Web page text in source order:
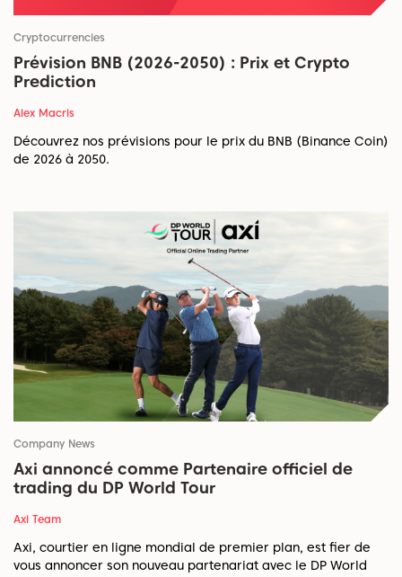
Cryptocurrencies
Prévision BNB (2026-2050) : Prix et Crypto
Prediction
Alex Macris
Découvrez nos prévisions pour le prix du BNB (Binance Coin)
de 2026 à 2050.
Company News
Axi annoncé comme Partenaire officiel de
trading du DP World Tour
Axi Team
Axi, courtier en ligne mondial de premier plan, est fier de
vous annoncer son nouveau partenariat avec le DP World